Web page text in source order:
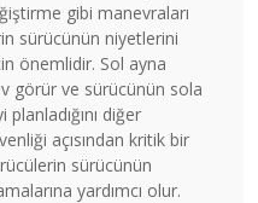
gibi manevraları
sürücünün niyetlerini
önemlidir. Sol ayna
görür ve sürücünün sola
diğer
açısından kritik bir
sürücünün
yardımcı olur.